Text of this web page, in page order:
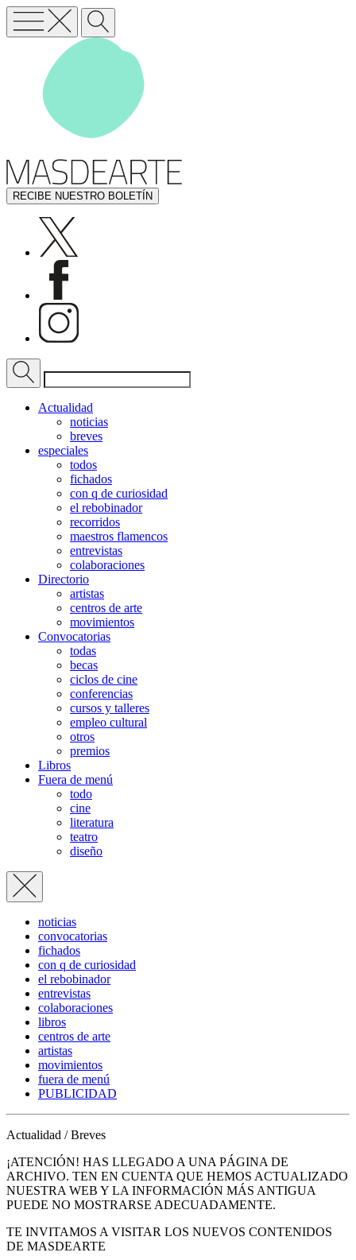
RECIBE NUESTRO BOLETÍN
Actualidad
noticias
breves
especiales
todos
fichados
con q de curiosidad
el rebobinador
recorridos
maestros flamencos
entrevistas
colaboraciones
Directorio
artistas
centros de arte
movimientos
Convocatorias
todas
becas
ciclos de cine
conferencias
cursos y talleres
empleo cultural
otros
premios
Libros
Fuera de menú
todo
cine
literatura
teatro
diseño
noticias
convocatorias
fichados
con q de curiosidad
el rebobinador
entrevistas
colaboraciones
libros
centros de arte
artistas
movimientos
fuera de menú
PUBLICIDAD
Actualidad / Breves
¡ATENCIÓN! HAS LLEGADO A UNA PÁGINA DE
ARCHIVO. TEN EN CUENTA QUE HEMOS ACTUALIZADO
NUESTRA WEB Y LA INFORMACIÓN MÁS ANTIGUA
PUEDE NO MOSTRARSE ADECUADAMENTE.
TE INVITAMOS A VISITAR LOS NUEVOS CONTENIDOS
DE MASDEARTE